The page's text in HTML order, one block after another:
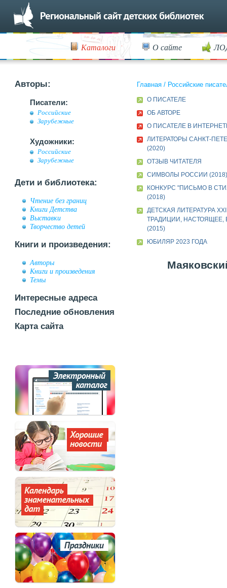
Каталоги О сайте
Авторы:
Писатели:
Российские
Зарубежные
Художники:
Российские
Зарубежные
Дети и библиотека:
Чтение без границ
Книги Детства
Выставки
Творчество детей
Книги и произведения:
Авторы
Книги и произведения
Темы
Интересные адреса
Последние обновления
Карта сайта
Главная / Российские
О ПИСАТЕЛЕ
ОБ АВТОРЕ
О ПИСАТЕЛЕ В
ЛИТЕРАТОРЫ САНКТ-
(2020)
ОТЗЫВ ЧИТАТЕЛЯ
СИМВОЛЫ РОССИИ (2018)
КОНКУРС "ПИСЬМО В
(2018)
ДЕТСКАЯ ЛИТЕРАТУРА
ТРАДИЦИИ, НАСТОЯЩЕЕ,
(2015)
ЮБИЛЯР 2023 ГОДА